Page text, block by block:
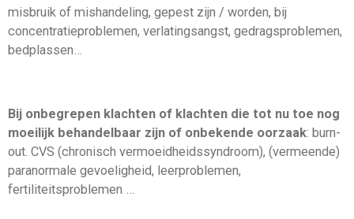
misbruik of mishandeling, gepest zijn / worden, bij
concentratieproblemen, verlatingsangst, gedragsproblemen,
bedplassen…
Bij onbegrepen klachten of klachten die tot nu toe nog
moeilijk behandelbaar zijn of onbekende oorzaak: burn-
out. CVS (chronisch vermoeidheidssyndroom), (vermeende)
paranormale gevoeligheid, leerproblemen,
fertiliteitsproblemen …